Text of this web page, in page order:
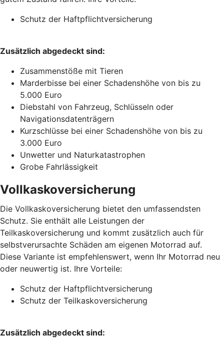
Schutz der Haftpflichtversicherung
Zusätzlich abgedeckt sind:
Zusammenstöße mit Tieren
Marderbisse bei einer Schadenshöhe von bis zu
5.000 Euro
Diebstahl von Fahrzeug, Schlüsseln oder
Navigationsdatenträgern
Kurzschlüsse bei einer Schadenshöhe von bis zu
3.000 Euro
Unwetter und Naturkatastrophen
Grobe Fahrlässigkeit
Vollkaskoversicherung
Die Vollkaskoversicherung bietet den umfassendsten
Schutz. Sie enthält alle Leistungen der
Teilkaskoversicherung und kommt zusätzlich auch für
selbstverursachte Schäden am eigenen Motorrad auf.
Diese Variante ist empfehlenswert, wenn Ihr Motorrad neu
oder neuwertig ist. Ihre Vorteile:
Schutz der Haftpflichtversicherung
Schutz der Teilkaskoversicherung
Zusätzlich abgedeckt sind: